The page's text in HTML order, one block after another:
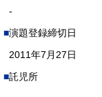
-
演題登録締切日
2011年7月27日
託児所